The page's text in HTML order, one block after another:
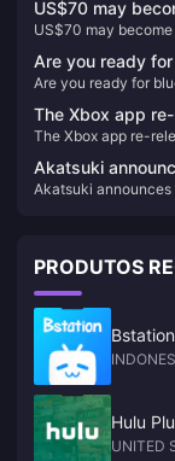
US$70 may
and Capcom will
strategy
US$70 may
Are you ready
unveiled
Are you ready for
The Xbox app
Gate 1&2:
The Xbox app re-
Akatsuki
Tecmo
Akatsuki
PRODUTOS
Hulu
UNITED